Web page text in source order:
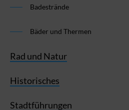
Badestrände
Bäder und Thermen
Rad und Natur
Historisches
Stadtführungen